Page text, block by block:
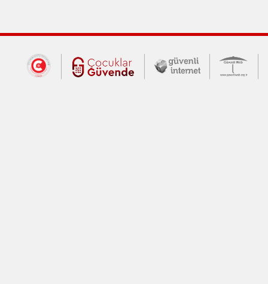
Dış Bağlantılar
Cumhurbaşkanlığı İletişim Merkezi
Çocuklar Güvende (yeni
Güvenli